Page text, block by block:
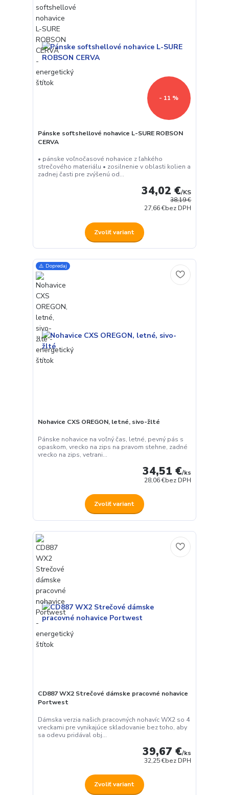
- 11 %
Pánske softshellové nohavice L-SURE ROBSON
CERVA
• pánske voľnočasové nohavice z ľahkého
strečového materiálu • zosilnenie v oblasti kolien a
zadnej časti pre zvýšenú od...
38,19 €
34,02 €/KS
27,66 €bez DPH
Zvoliť variant
⚠️ Dopredaj
Nohavice CXS OREGON, letné, sivo-žlté
Pánske nohavice na voľný čas, letné, pevný pás s
opaskom, vrecko na zips na pravom stehne, zadné
vrecko na zips, vetrani...
34,51 €/ks
28,06 €bez DPH
Zvoliť variant
CD887 WX2 Strečové dámske pracovné nohavice
Portwest
Dámska verzia našich pracovných nohavíc WX2 so 4
vreckami pre vynikajúce skladovanie bez toho, aby
sa odevu pridával obj...
39,67 €/ks
32,25 €bez DPH
Zvoliť variant